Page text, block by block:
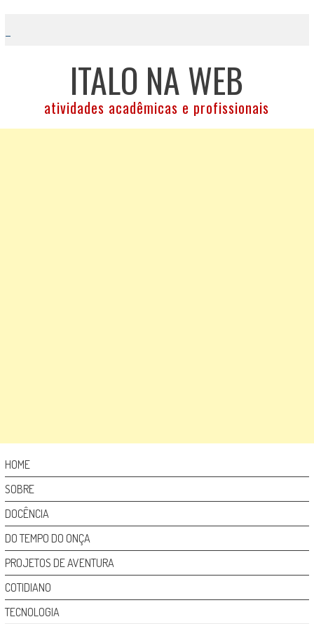
content
ITALO NA WEB
atividades acadêmicas e profissionais
HOME
SOBRE
DOCÊNCIA
DO TEMPO DO ONÇA
PROJETOS DE AVENTURA
COTIDIANO
TECNOLOGIA